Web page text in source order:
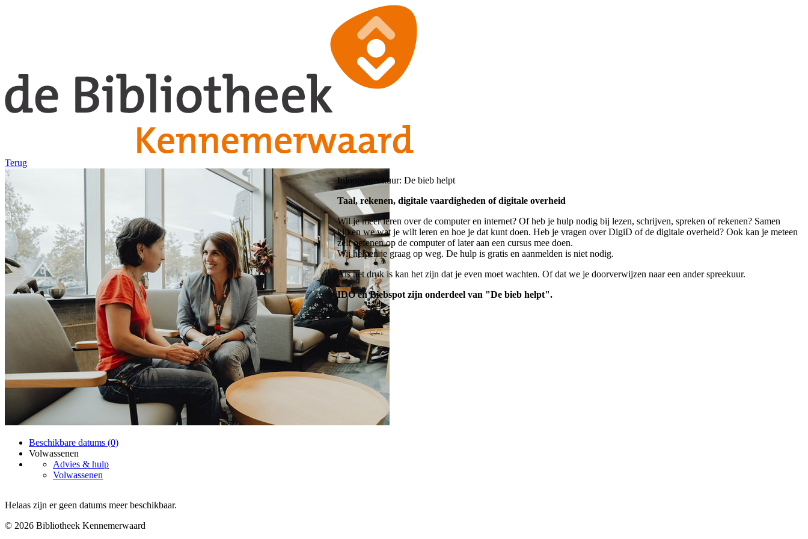
Terug
Beschikbare datums (0)
Volwassenen
Advies & hulp
Volwassenen
Inloopspreekuur: De bieb helpt
Taal, rekenen, digitale vaardigheden of digitale overheid
Wil je meer leren over de computer en internet? Of heb je hulp nodig bij lezen, schrijven, spreken of rekenen? Samen
kijken we wat je wilt leren en hoe je dat kunt doen. Heb je vragen over DigiD of de digitale overheid? Ook kan je meteen
zelf oefenen op de computer of later aan een cursus mee doen.
Wij helpen je graag op weg. De hulp is gratis en aanmelden is niet nodig.
Als het druk is kan het zijn dat je even moet wachten. Of dat we je doorverwijzen naar een ander spreekuur.
IDO en Biebspot zijn onderdeel van "De bieb helpt".
Helaas zijn er geen datums meer beschikbaar.
© 2026 Bibliotheek Kennemerwaard